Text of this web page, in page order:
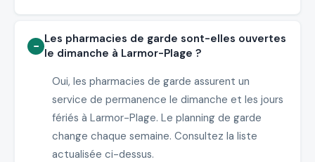
Les pharmacies de garde sont-elles ouvertes
le dimanche à Larmor-Plage ?
Oui, les pharmacies de garde assurent un
service de permanence le dimanche et les jours
fériés à Larmor-Plage. Le planning de garde
change chaque semaine. Consultez la liste
actualisée ci-dessus.